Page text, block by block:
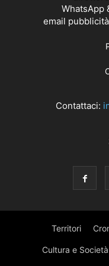
WhatsApp
email
Contattaci:
Territori
Cultura e Società